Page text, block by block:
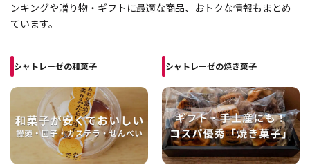
ンキングや贈り物・ギフトに最適な商品、おトクな情報もまとめ
ています。
シャトレーゼの和菓子 シャトレーゼの焼き菓子